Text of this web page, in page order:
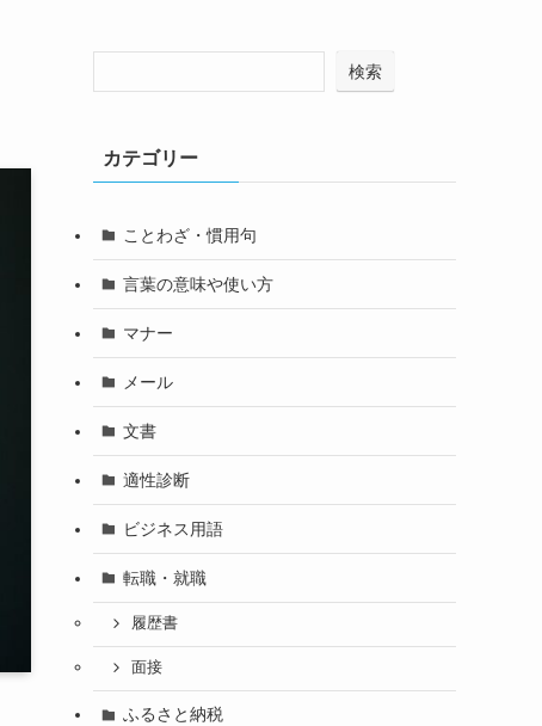
検索
カテゴリー
ことわざ・慣用句
言葉の意味や使い方
マナー
メール
文書
適性診断
ビジネス用語
転職・就職
履歴書
面接
ふるさと納税